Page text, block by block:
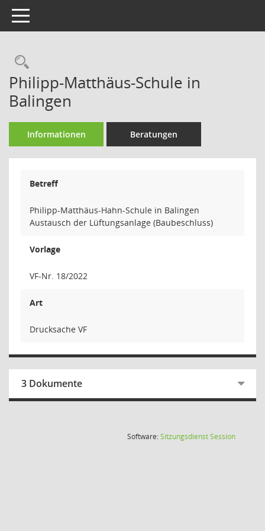
Toggle navigation
Rechercheauswahl
Philipp-Matthäus-Schule in
Balingen
Informationen Beratungen
Betreff
Philipp-Matthäus-Hahn-Schule in Balingen
Austausch der Lüftungsanlage (Baubeschluss)
Vorlage
VF-Nr. 18/2022
Art
Drucksache VF
3 Dokumente
Software:SitzungsdienstSession(Wird in